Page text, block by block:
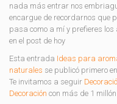
nada más entrar nos
encargue de recordarnos que
pasa como a mí y prefieres
en el post de hoy
Esta entrada Ideas para
naturales se publicó primero en
Te invitamos a seguir
Decoración con más de 1